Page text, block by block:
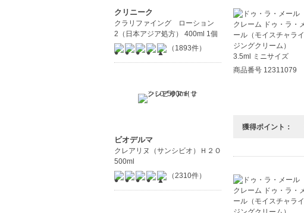
商品番号 12311079
獲得ポイント：
クリニーク
クラリファイング ローション
2（日本アジア処方） 400ml 1個
（1893件）
ビオデルマ
クレアリヌ（サンシビオ）Ｈ２Ｏ
500ml
（2310件）